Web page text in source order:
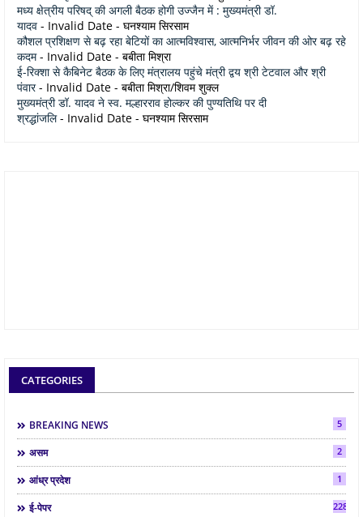
मध्य क्षेत्रीय परिषद् की अगली बैठक होगी उज्जैन में : मुख्यमंत्री डॉ.
यादव - Invalid Date - घनश्याम सिरसाम
कौशल प्रशिक्षण से बढ़ रहा बेटियों का आत्मविश्वास, आत्मनिर्भर जीवन की ओर बढ़ रहे
कदम- Invalid Date - बबीता मिश्रा
ई-रिक्शा से कैबिनेट बैठक के लिए मंत्रालय पहुंचे मंत्री द्वय श्री टेटवाल और श्री
पंवार- Invalid Date - बबीता मिश्रा/शिवम शुक्ल
मुख्यमंत्री डॉ. यादव ने स्व. मल्हारराव होल्कर की पुण्यतिथि पर दी
श्रद्धांजलि- Invalid Date - घनश्याम सिरसाम
CATEGORIES
BREAKING NEWS 5
असम 2
आंध्र प्रदेश 1
ई-पेपर 2286